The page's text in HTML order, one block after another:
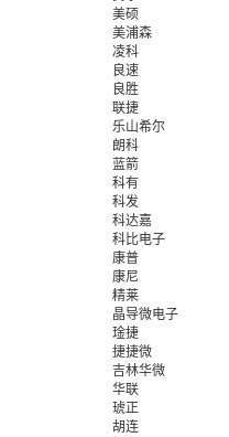
美硕
美浦森
凌科
良速
良胜
联捷
乐山希尔
朗科
蓝箭
科有
科发
科达嘉
科比电子
康普
康尼
精莱
晶导微电子
琻捷
捷捷微
吉林华微
华联
琥正
胡连